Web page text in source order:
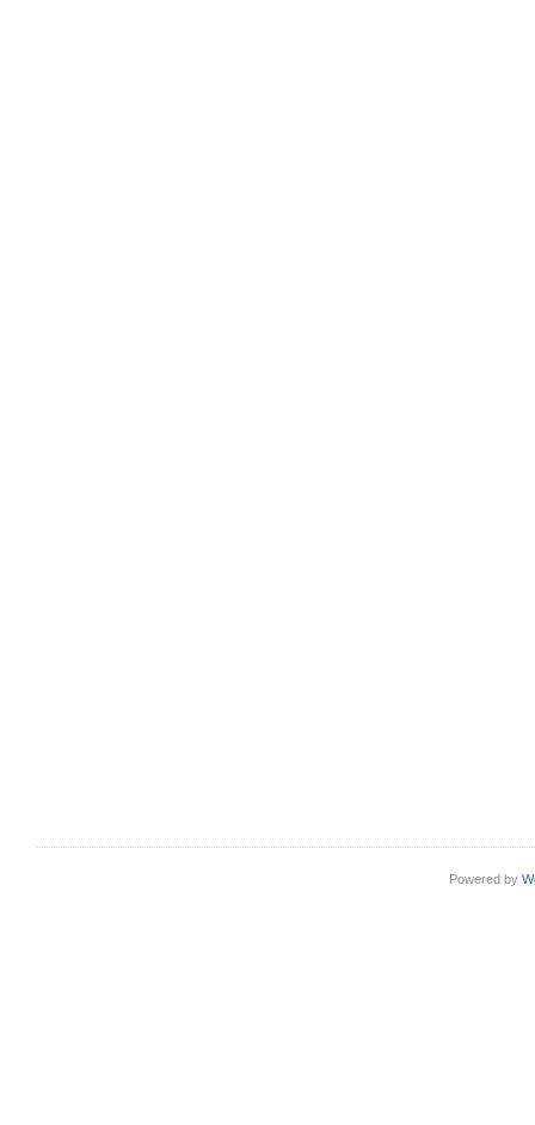
Powered by